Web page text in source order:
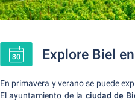
Explore Biel
En primavera y verano se puede
El ayuntamiento de la ciudad de